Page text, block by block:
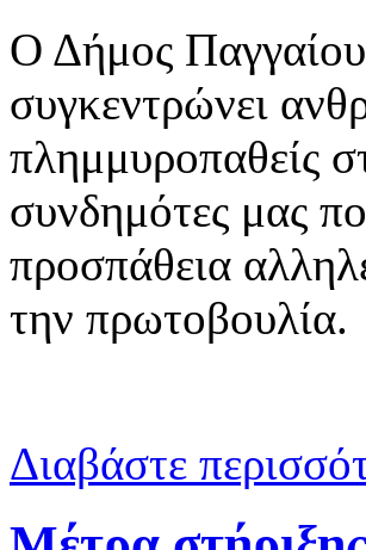
Ο Δήμος
συγκεντρώνει
πλημμυροπαθείς
συνδημότες μας
προσπάθεια
την πρωτοβουλία.
Διαβάστε